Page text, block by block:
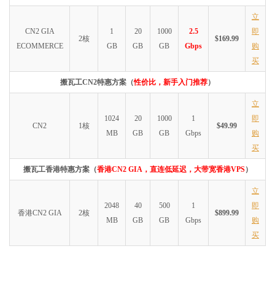
CN2 GIA
ECOMMERCE
2核
1
GB
20
GB
1000
GB
2.5
Gbps
$169.99
立
即
购
买
搬瓦工CN2特惠方案（性价比，新手入门推荐）
CN2 1核
1024
MB
20
GB
1000
GB
1
Gbps
$49.99
立
即
购
买
搬瓦工香港特惠方案（香港CN2 GIA，直连低延迟，大带宽香港VPS）
香港CN2 GIA 2核
2048
MB
40
GB
500
GB
1
Gbps
$899.99
立
即
购
买